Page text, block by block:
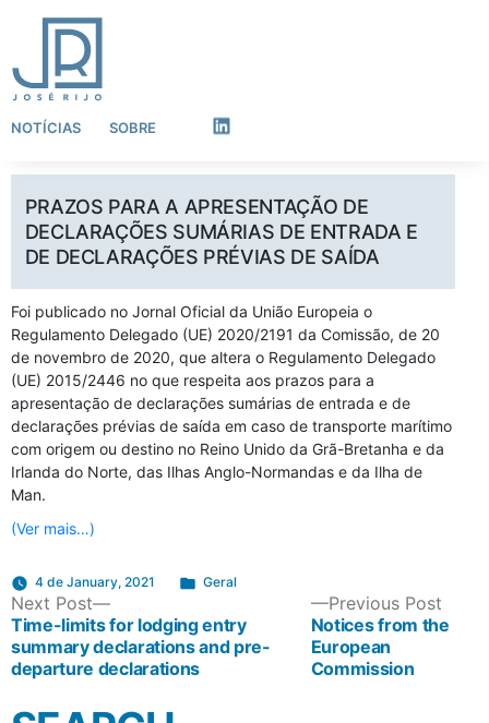
NOTÍCIAS SOBRE LinkedIn
PRAZOS PARA A APRESENTAÇÃO DE
DECLARAÇÕES SUMÁRIAS DE ENTRADA E
DE DECLARAÇÕES PRÉVIAS DE SAÍDA
Foi publicado no Jornal Oficial da União Europeia o
Regulamento Delegado (UE) 2020/2191 da Comissão, de 20
de novembro de 2020, que altera o Regulamento Delegado
(UE) 2015/2446 no que respeita aos prazos para a
apresentação de declarações sumárias de entrada e de
declarações prévias de saída em caso de transporte marítimo
com origem ou destino no Reino Unido da Grã-Bretanha e da
Irlanda do Norte, das Ilhas Anglo-Normandas e da Ilha de
Man.
(Ver mais…)
4 de January, 2021
Posted
Geral
POST
NAVIGATION
Previous Post
post:
Notices from the
European
Commission
Next Post
Next
post:
Time-limits for lodging entry
summary declarations and pre-
departure declarations